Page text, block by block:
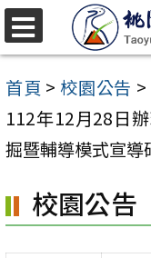
跳
至
主
要
內
區
首頁 > 校園公告 >
112年12月28日
掘暨輔導模式宣導
校園公告
選
單